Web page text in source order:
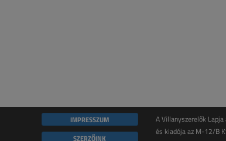
IMPRESSZUM
SZERZŐINK
A Villanyszerelők Lapja
és kiadója az M-12/B